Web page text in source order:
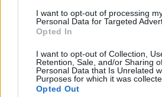
I want to opt-out of processing
Personal Data for Targeted
Opted In
I want to opt-out of Collection,
Retention, Sale, and/or Sharing
Personal Data that Is Unrelated
Purposes for which it was
Opted Out
Kita svarbi inventoriaus
kurie padeda efektyviai
norimų rezultatų. Vieni iš
naudojamų yra fiksuoti
nuo 1 kg iki 100 kg. Jie